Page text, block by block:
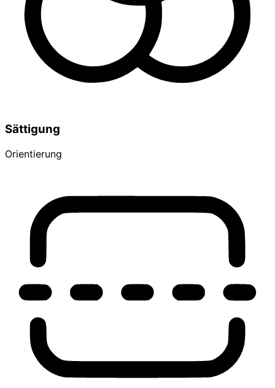
Sättigung
Orientierung